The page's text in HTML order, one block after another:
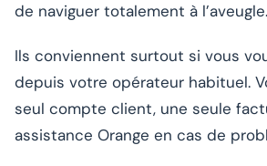
de naviguer totalement à l’aveugle.
Ils conviennent surtout si vous
depuis votre opérateur habituel.
seul compte client, une seule
assistance Orange en cas de